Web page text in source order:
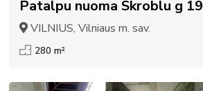
Patalpu nuoma Skroblu g 19
VILNIUS, Vilniaus m. sav.
280 m²